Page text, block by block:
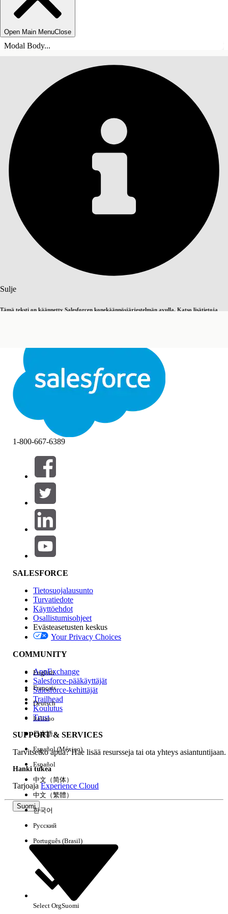
Open Main MenuClose
Modal Body...
Sulje
Tämä teksti on käännetty Salesforcen konekäännösjärjestelmän avulla. Katso lisätietoja
Sulje
SISÄLLYSLUETTELO
Suodattimet (0)
VALITSE SUODATTIMET
Tuotealue
Ominaisuuden vaikutus
Edition
Kokemus
Tyhjennä kaikki Valmis
1-800-667-6389
SALESFORCE
Tietosuojalausunto
Turvatiedote
Käyttöehdot
Osallistumisohjeet
Evästeasetusten keskus
Your Privacy Choices
COMMUNITY
AppExchange
Salesforce-pääkäyttäjät
Salesforce-kehittäjät
Trailhead
Koulutus
Trust
SUPPORT & SERVICES
Tarvitsetko apua? Hae lisää resursseja tai ota yhteys asiantuntijaan.
Hanki tukea
TarjoajaExperience Cloud
Suomi
English
Français
Deutsch
Italiano
日本語
Español (México)
Español
中文（简体）
中文（繁體）
한국어
Русский
Português (Brasil)
Select OrgSuomi